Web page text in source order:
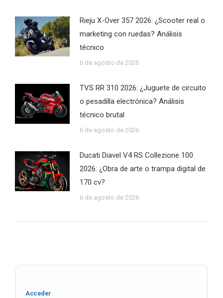
Rieju X-Over 357 2026: ¿Scooter real o
marketing con ruedas? Análisis
técnico
6 de agosto de 2026
TVS RR 310 2026: ¿Juguete de circuito
o pesadilla electrónica? Análisis
técnico brutal
6 de agosto de 2026
Ducati Diavel V4 RS Collezione 100
2026: ¿Obra de arte o trampa digital de
170 cv?
6 de agosto de 2026